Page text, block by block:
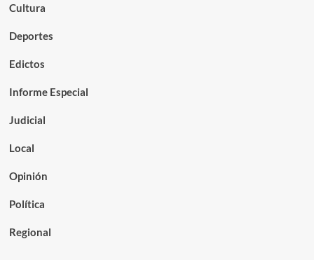
Cultura
Deportes
Edictos
Informe Especial
Judicial
Local
Opinión
Política
Regional